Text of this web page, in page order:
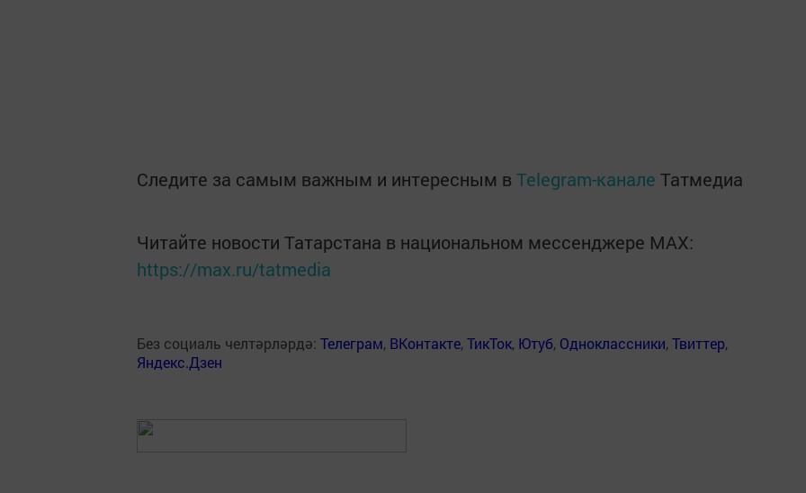
Следите за самым важным и интересным в Telegram-канале Татмедиа
Читайте новости Татарстана в национальном мессенджере MАХ:
https://max.ru/tatmedia
Без социаль челтәрләрдә: Телеграм, ВКонтакте,ТикТок, Ютуб, Одноклассники,Твиттер,
Яндекс.Дзен